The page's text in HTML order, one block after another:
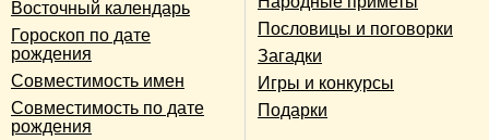
Восточный календарь
Гороскоп по дате
рождения
Совместимость имен
Совместимость по дате
рождения
Пословицы и поговорки
Загадки
Игры и конкурсы
Подарки